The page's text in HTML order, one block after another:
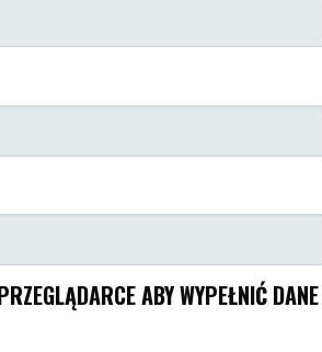
ABY WYPEŁNIĆ DANE